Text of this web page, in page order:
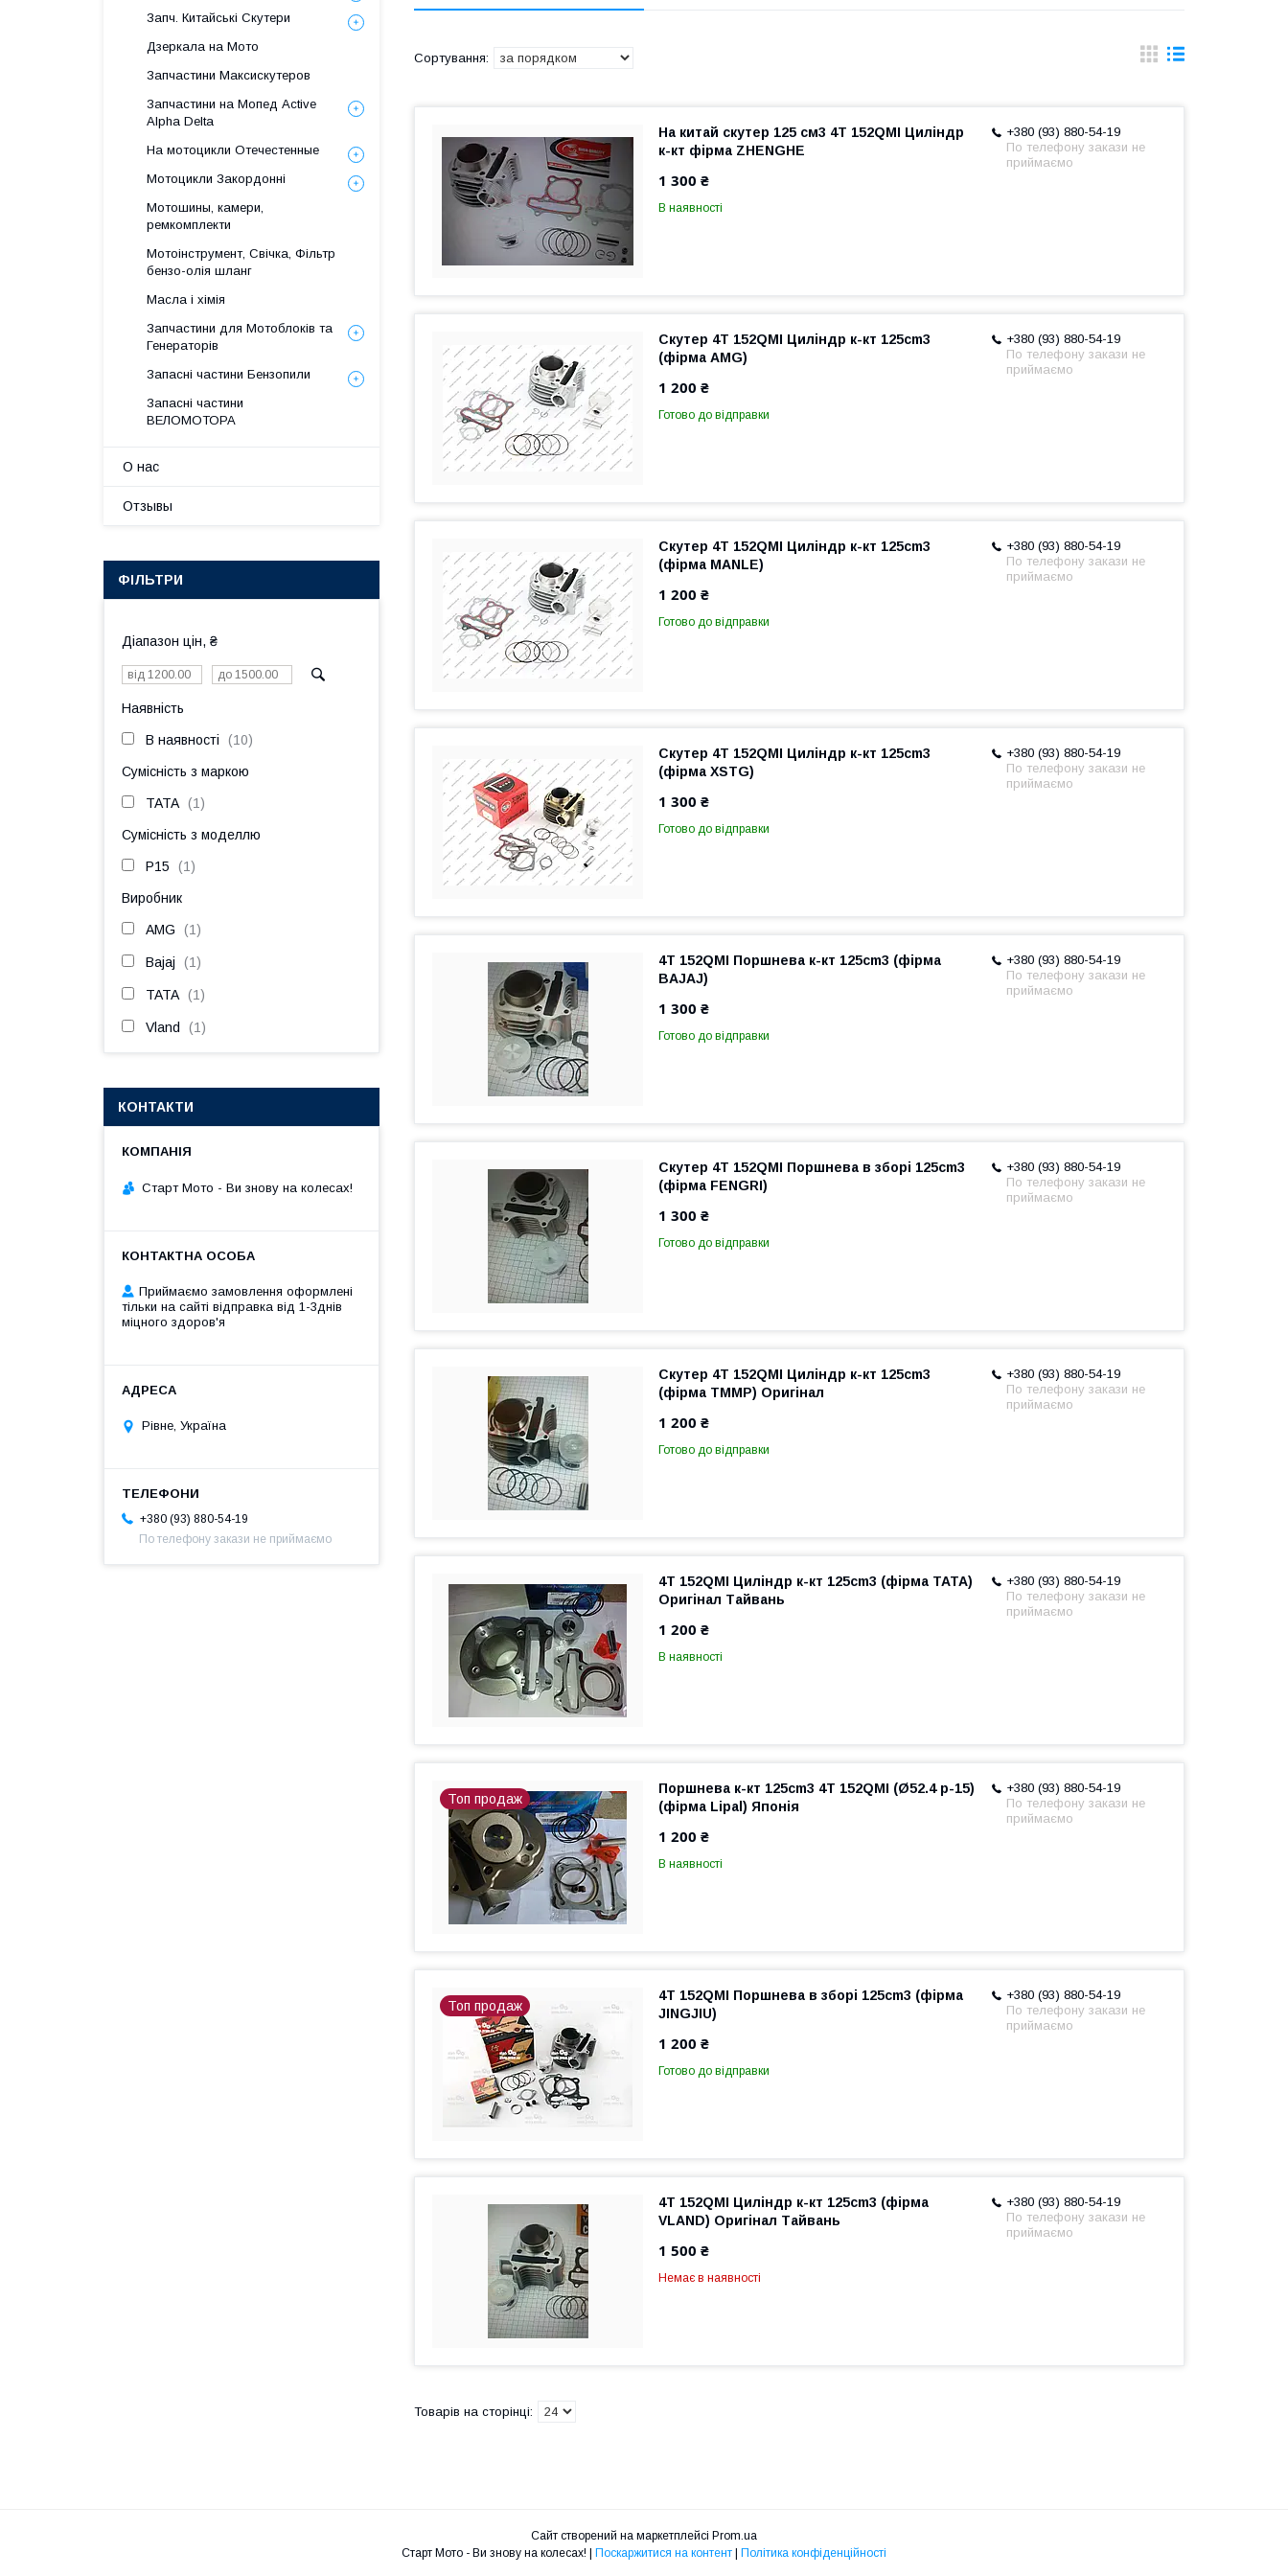
+380 (93) 880-54-19
По телефону закази не
приймаємо
На китай скутер 125 см3 4T 152QMI Циліндр
к-кт фірма ZHENGHE
1 300 ₴
В наявності
+380 (93) 880-54-19
По телефону закази не
приймаємо
Скутер 4T 152QMI Циліндр к-кт 125cm3
(фірма AMG)
1 200 ₴
Готово до відправки
+380 (93) 880-54-19
По телефону закази не
приймаємо
Скутер 4T 152QMI Циліндр к-кт 125cm3
(фірма MANLE)
1 200 ₴
Готово до відправки
+380 (93) 880-54-19
По телефону закази не
приймаємо
Скутер 4T 152QMI Циліндр к-кт 125cm3
(фірма XSTG)
1 300 ₴
Готово до відправки
+380 (93) 880-54-19
По телефону закази не
приймаємо
4T 152QMI Поршнева к-кт 125cm3 (фірма
BAJAJ)
1 300 ₴
Готово до відправки
+380 (93) 880-54-19
По телефону закази не
приймаємо
Скутер 4T 152QMI Поршнева в зборі 125cm3
(фірма FENGRI)
1 300 ₴
Готово до відправки
+380 (93) 880-54-19
По телефону закази не
приймаємо
Скутер 4T 152QMI Циліндр к-кт 125cm3
(фірма TMMP) Оригінал
1 200 ₴
Готово до відправки
+380 (93) 880-54-19
По телефону закази не
приймаємо
4T 152QMI Циліндр к-кт 125cm3 (фірма TATA)
Оригінал Тайвань
1 200 ₴
В наявності
Топ продаж
+380 (93) 880-54-19
По телефону закази не
приймаємо
Поршнева к-кт 125cm3 4T 152QMI (Ø52.4 p-15)
(фірма Lipal) Японія
1 200 ₴
В наявності
Топ продаж
+380 (93) 880-54-19
По телефону закази не
приймаємо
4T 152QMI Поршнева в зборі 125cm3 (фірма
JINGJIU)
1 200 ₴
Готово до відправки
+380 (93) 880-54-19
По телефону закази не
приймаємо
4T 152QMI Циліндр к-кт 125cm3 (фірма
VLAND) Оригінал Тайвань
1 500 ₴
Немає в наявності
Запч. Китайські Скутери
Дзеркала на Мото
Запчастини Максискутеров
Запчастини на Мопед Active
Alpha Delta
На мотоцикли Отечестенные
Мотоцикли Закордонні
Мотошины, камери,
ремкомплекти
Мотоінструмент, Свічка, Фільтр
бензо-олія шланг
Масла і хімія
Запчастини для Мотоблоків та
Генераторів
Запасні частини Бензопили
Запасні частини
ВЕЛОМОТОРА
О нас
Отзывы
ФІЛЬТРИ
Діапазон цін, ₴
Наявність
В наявності 10
Сумісність з маркою
TATA 1
Сумісність з моделлю
P15 1
Виробник
AMG 1
Bajaj 1
TATA 1
Vland 1
КОНТАКТИ
Старт Мото - Ви знову на колесах!
Приймаємо замовлення оформлені
тільки на сайті відправка від 1-3днів
міцного здоров'я
Рівне, Україна
+380 (93) 880-54-19
По телефону закази не приймаємо
Сайт створений на маркетплейсі Prom.ua
Поскаржитися на контент Політика конфіденційності